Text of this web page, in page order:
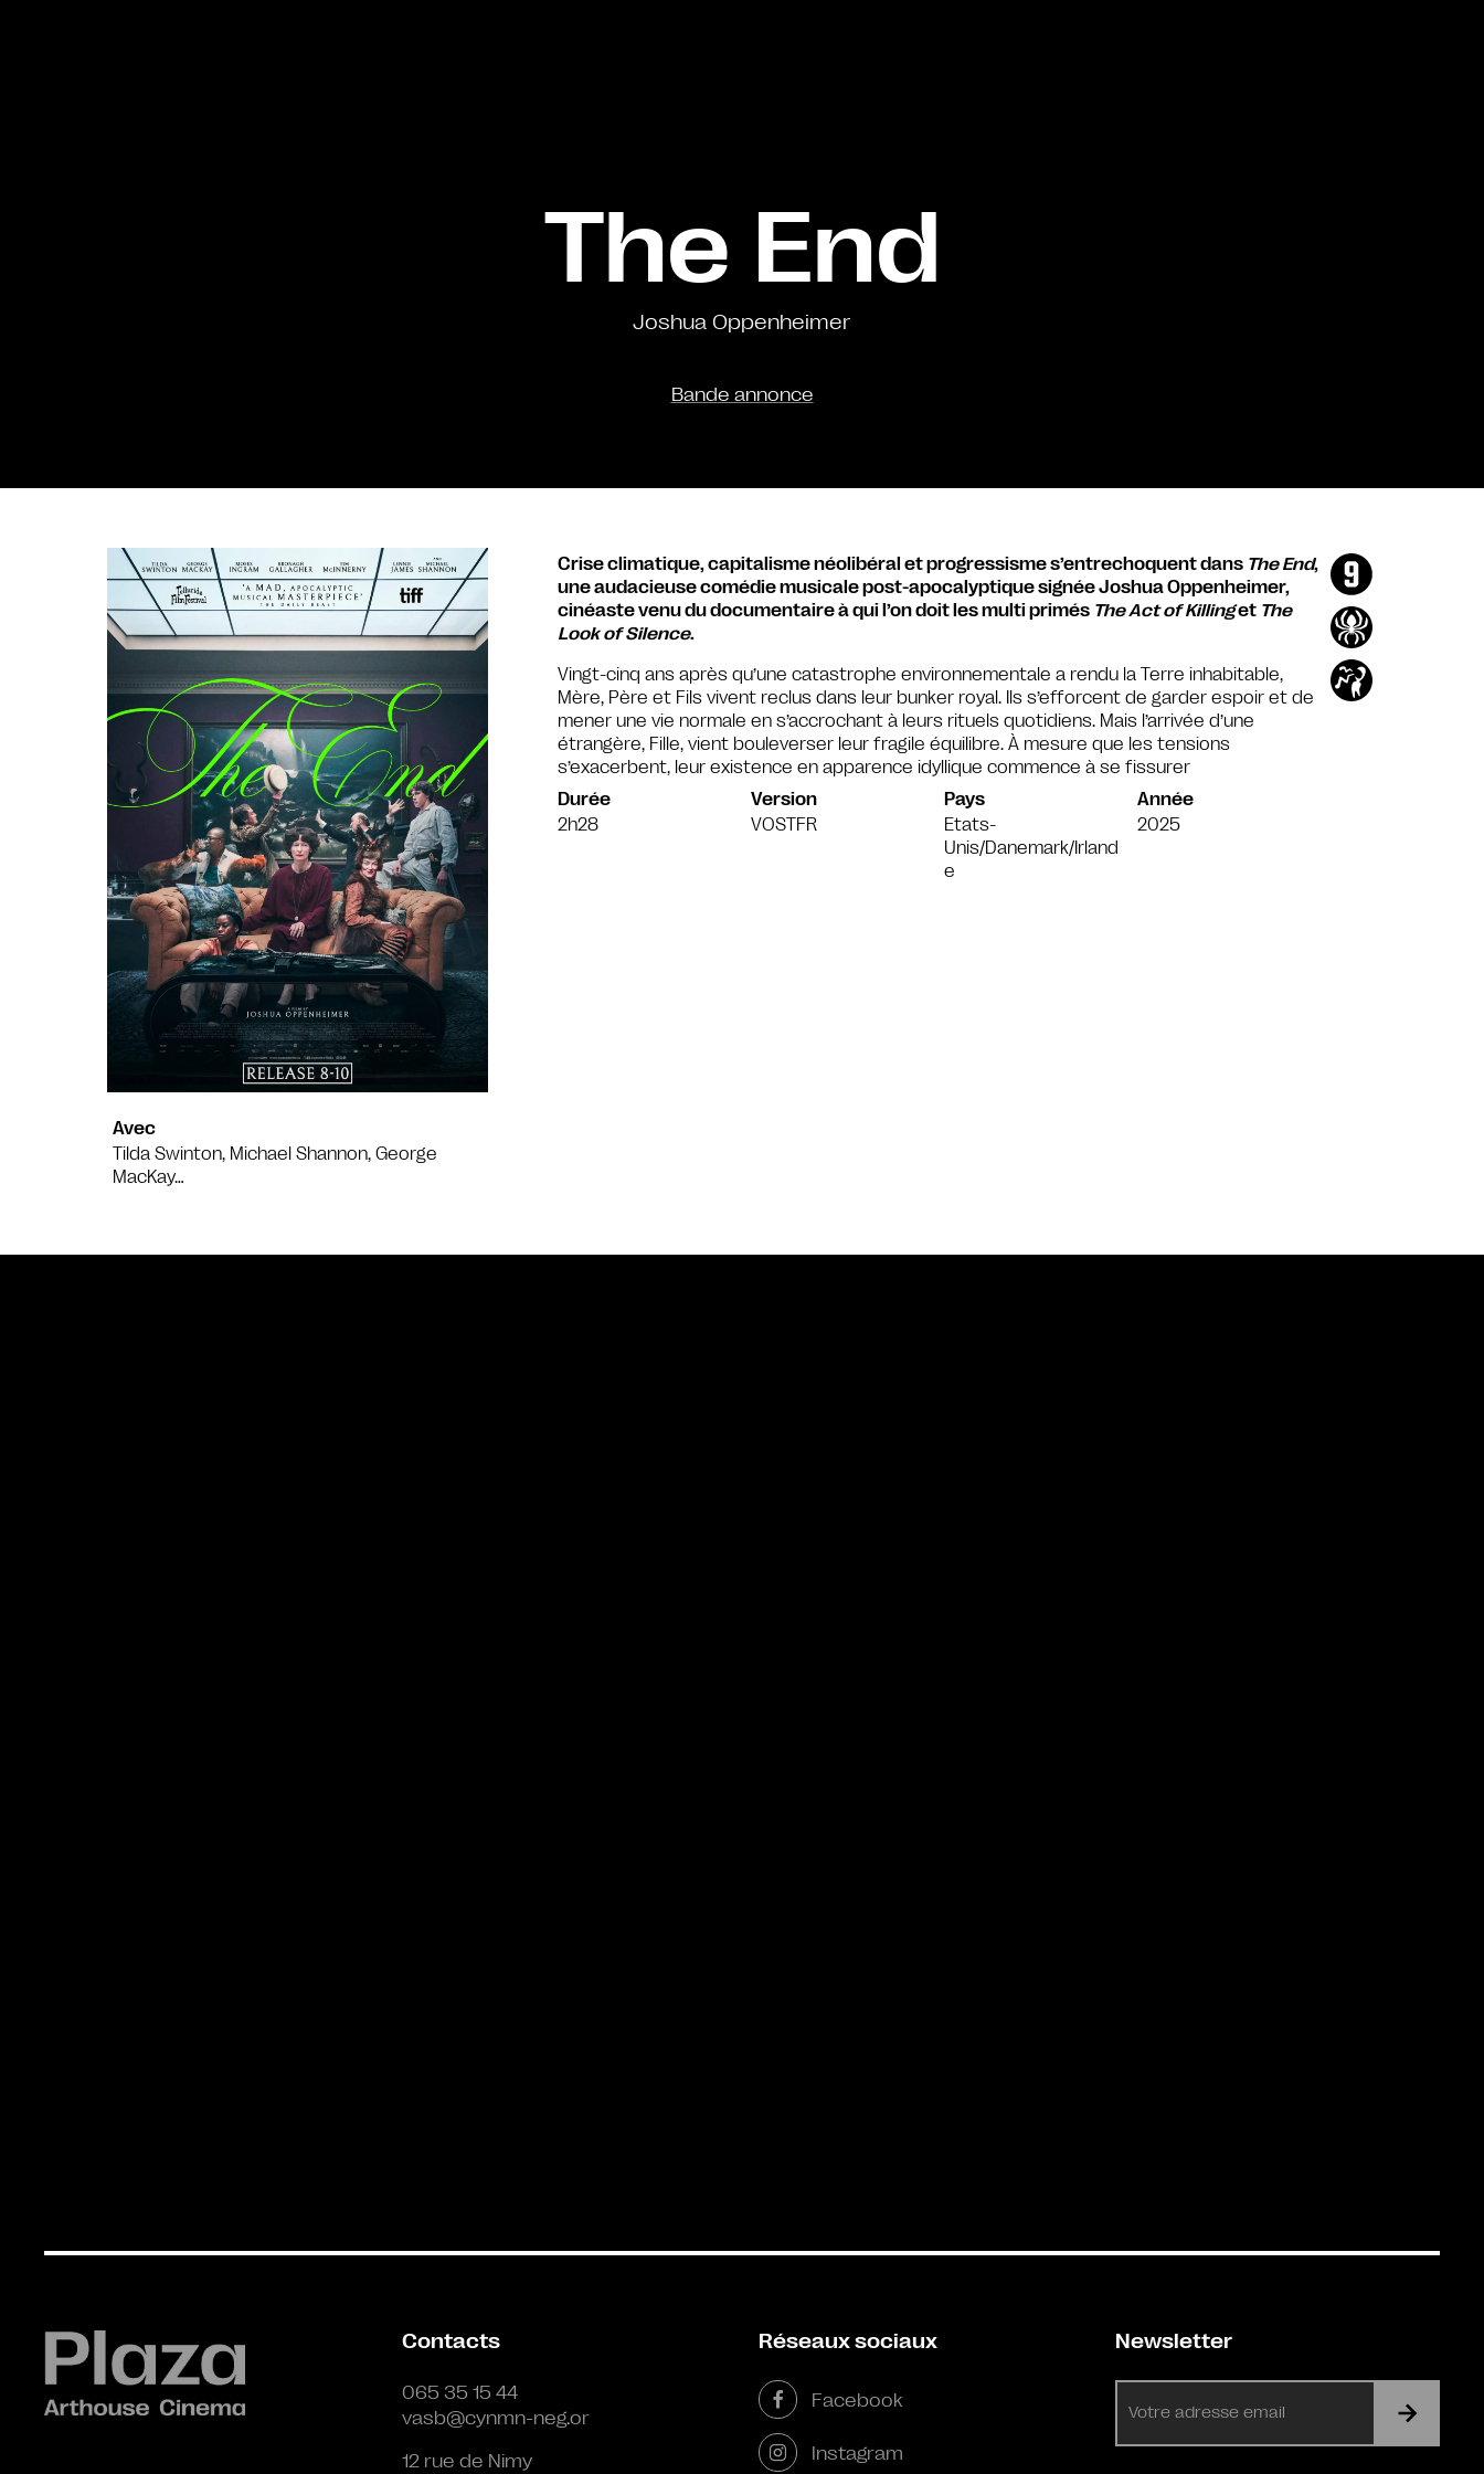
The End
Joshua Oppenheimer
Bande annonce
Avec
Tilda Swinton, Michael Shannon, George
MacKay…
Crise climatique, capitalisme néolibéral et progressisme s’entrechoquent dans The End,
une audacieuse comédie musicale post-apocalyptique signée Joshua Oppenheimer,
cinéaste venu du documentaire à qui l’on doit les multi primés The Act of Killinget The
Look of Silence.
Vingt-cinq ans après qu’une catastrophe environnementale a rendu la Terre inhabitable,
Mère, Père et Fils vivent reclus dans leur bunker royal. Ils s’efforcent de garder espoir et de
mener une vie normale en s’accrochant à leurs rituels quotidiens. Mais l’arrivée d’une
étrangère, Fille, vient bouleverser leur fragile équilibre. À mesure que les tensions
s’exacerbent, leur existence en apparence idyllique commence à se fissurer
Durée
2h28
Version
VOSTFR
Pays
Etats-
Unis/Danemark/Irland
e
Année
2025
Contacts
065 35 15 44
vasb@cynmn-neg.or
12 rue de Nimy
Réseaux sociaux
Facebook
Instagram
Newsletter
mail